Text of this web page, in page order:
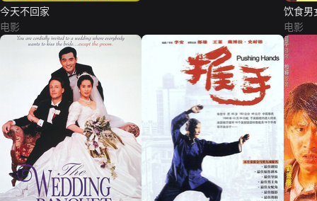
今天不回家
电影
饮食男
电影